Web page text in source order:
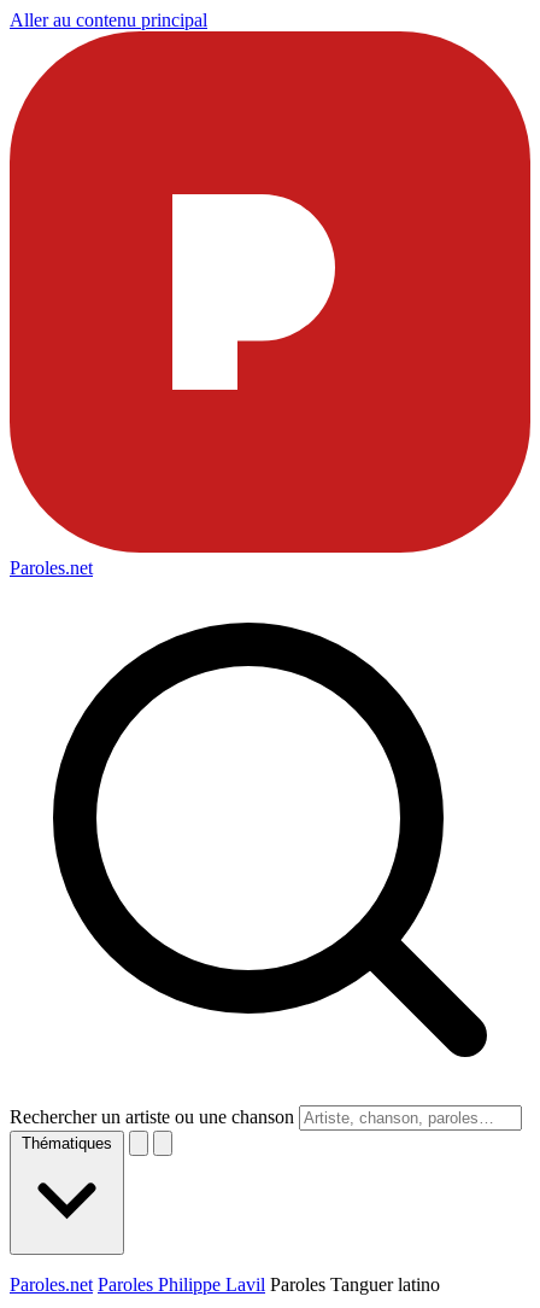
Aller au contenu principal
Paroles.net
Rechercher un artiste ou une chanson
Thématiques
Paroles.net Paroles Philippe Lavil Paroles Tanguer latino